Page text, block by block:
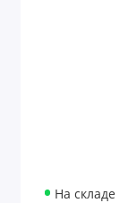
На складе